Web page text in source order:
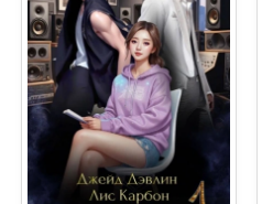
Глава 32
Глава 33
Глава 34
Глава 35
Глава 36
Глава 37